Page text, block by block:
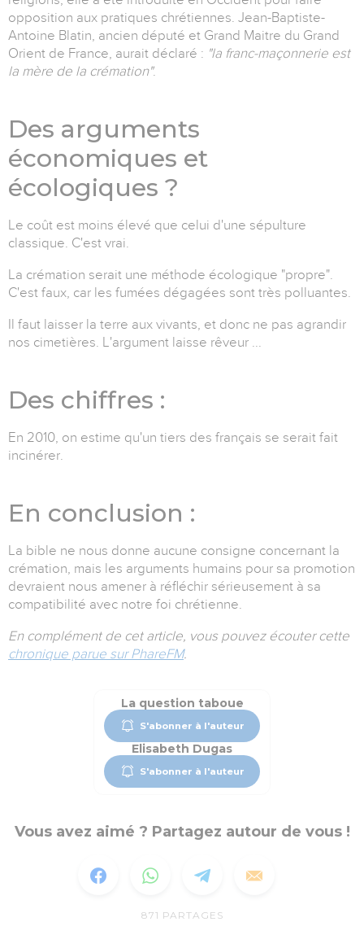
opposition aux pratiques chrétiennes. Jean-Baptiste-
Antoine Blatin, ancien député et Grand Maitre du Grand
Orient de France, aurait déclaré : "la franc-maçonnerie est
la mère de la crémation".
Des arguments
économiques et
écologiques ?
Le coût est moins élevé que celui d'une sépulture
classique. C'est vrai.
La crémation serait une méthode écologique "propre".
C'est faux, car les fumées dégagées sont très polluantes.
Il faut laisser la terre aux vivants, et donc ne pas agrandir
nos cimetières. L'argument laisse rêveur ...
Des chiffres :
En 2010, on estime qu'un tiers des français se serait fait
incinérer.
En conclusion :
La bible ne nous donne aucune consigne concernant la
crémation, mais les arguments humains pour sa promotion
devraient nous amener à réfléchir sérieusement à sa
compatibilité avec notre foi chrétienne.
En complément de cet article, vous pouvez écouter cette
chronique parue sur PhareFM.
La question taboue
S'abonner à l'auteur
Elisabeth Dugas
S'abonner à l'auteur
Vous avez aimé ? Partagez autour de vous !
871 PARTAGES